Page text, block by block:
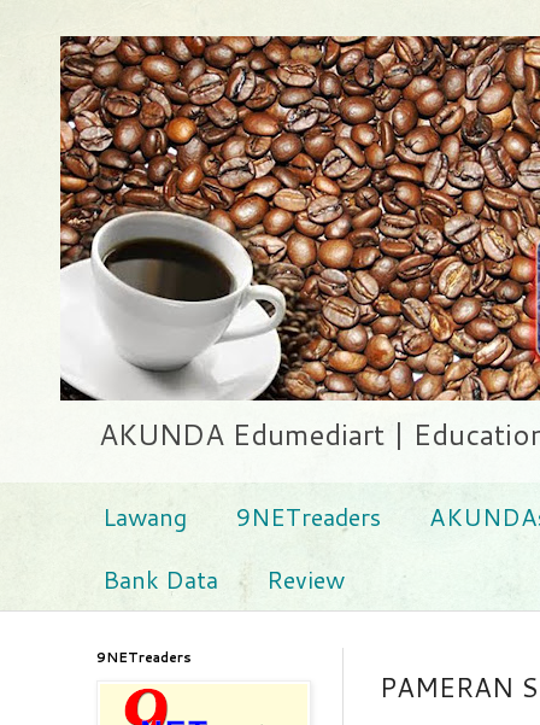
AKUNDA Edumediart |
Lawang 9NETreaders
Bank Data
Review
PAMERAN
9NETreaders